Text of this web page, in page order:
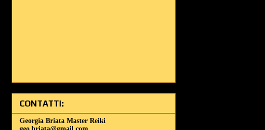
CONTATTI:
Georgia Briata Master Reiki